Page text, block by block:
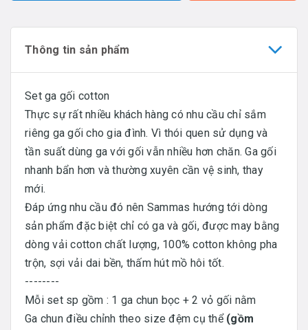
Thông tin sản phẩm
Set ga gối cotton
Thực sự rất nhiều khách hàng có nhu cầu chỉ sắm
riêng ga gối cho gia đình. Vì thói quen sử dụng và
tần suất dùng ga với gối vẫn nhiều hơn chăn. Ga gối
nhanh bẩn hơn và thường xuyên cần vệ sinh, thay
mới.
Đáp ứng nhu cầu đó nên Sammas hướng tới dòng
sản phẩm đặc biệt chỉ có ga và gối, được may bằng
dòng vải cotton chất lượng, 100% cotton không pha
trộn, sợi vải dai bền, thấm hút mồ hôi tốt.
--------
Mỗi set sp gồm : 1 ga chun bọc + 2 vỏ gối nằm
Ga chun điều chỉnh theo size đệm cụ thể (gồm